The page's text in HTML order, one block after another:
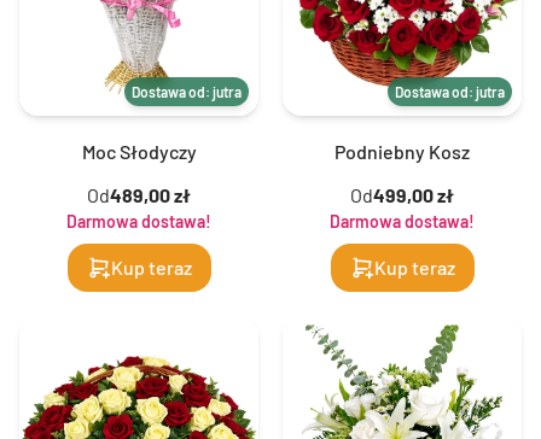
Dostawa od: jutra
Moc Słodyczy
Od489,00 zł
Darmowa dostawa!
Kup teraz
Dostawa od: jutra
Podniebny Kosz
Od499,00 zł
Darmowa dostawa!
Kup teraz